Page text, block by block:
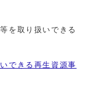
を取り扱いできる
できる再生資源事